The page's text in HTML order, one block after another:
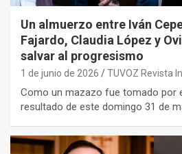
Un almuerzo entre Iván
Fajardo, Claudia López y
salvar al progresismo
1 de junio de 2026 TUVOZ Revista
Como un mazazo fue tomado por
resultado de este domingo 31 de